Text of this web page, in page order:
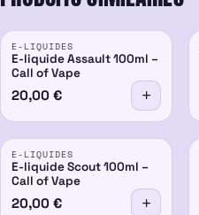
E-LIQUIDES
E-liquide Assault 100ml –
Call of Vape
20,00 €
E-LIQUIDES
E-liquide Scout 100ml –
Call of Vape
20,00 €